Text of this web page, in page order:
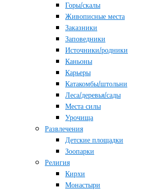
Горы/скалы
Живописные места
Заказники
Заповедники
Источники/родники
Каньоны
Карьеры
Катакомбы/штольни
Леса/деревья/сады
Места силы
Урочища
Развлечения
Детские площадки
Зоопарки
Религия
Кирхи
Монастыри